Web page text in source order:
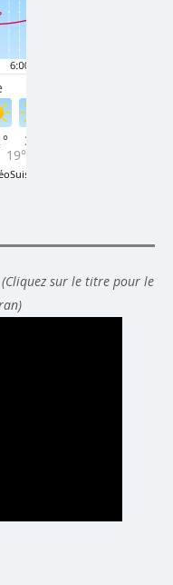
sur le titre pour le